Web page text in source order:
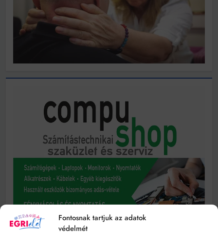
Fontosnak tartjuk az adatok
védelmét